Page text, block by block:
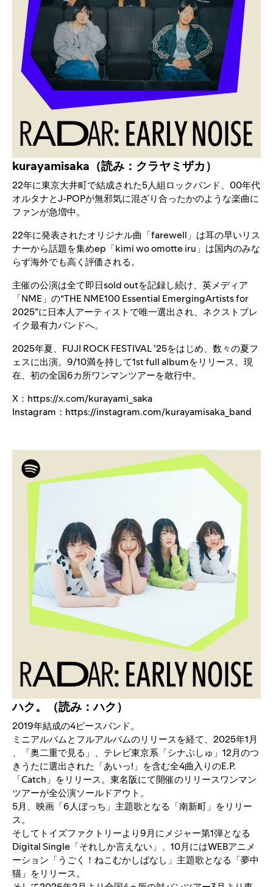
kurayamisaka（読み：クラヤミザカ）
22年に東京大井町で結成された5人組ロックバンド、00年代
オルタナとJ-POPが無邪気に混ざり合ったかのような楽曲に
ファンが急増中。
22年に発表されたオリジナル曲「farewell」は耳の早いリス
ナーから話題を集めep「kimi wo omotte iru」は国内のみな
らず海外でも高く評価される。
主催の公演は全て即日sold outを記録し続け、英メディア
「NME」の“THE NME100 Essential EmergingArtists for
2025”に日本人アーティストで唯一選出され、ネクストブレ
イク最有力バンドへ。
2025年夏、FUJI ROCK FESTIVAL ’25をはじめ、数々の夏フ
ェスに出演。9/10満を持して1st full albumをリリース。現
在、初の全国6カ所ワンマンツアーを敢行中。
X： https://x.com/kurayami_saka
Instagram： https://instagram.com/kurayamisaka_band
ハク。（読み：ハク）
2019年結成の4ピースバンド。
ミニアルバムとフルアルバムのリリースを経て、2025年1月
、「奥二重で見る」、テレビ東京系「シナぷしゅ」12月のつ
きうたに選出された「あいっ!」を含む全4曲入りのE.P.
「Catch」をリリース。東名阪にて開催のリリースワンマン
ツアーが全公演ソールドアウト。
5月、映画「6人ぼっち」主題歌となる「南新町」をリリー
ス。
そしてトイズファクトリーより9月にメジャー第1弾となる
Digital Single「それしか言えない」、10月にはWEBアニメ
ーション「うごく！ねこむかしばなし」主題歌となる「夢中
猫」をリリース。